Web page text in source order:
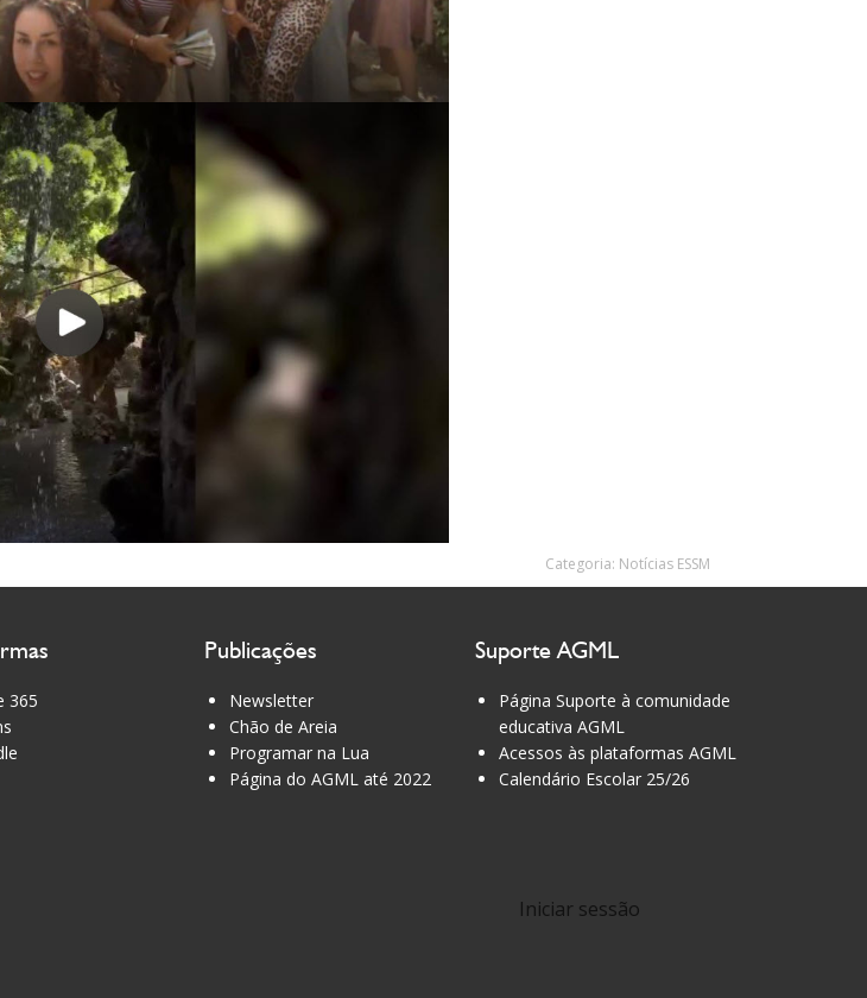
Categoria: Notícias ESSM
365
Publicações
Newsletter
Chão de Areia
Programar na Lua
Página do AGML até 2022
Suporte AGML
Página Suporte à comunidade
educativa AGML
Acessos às plataformas AGML
Calendário Escolar 25/26
Iniciar sessão